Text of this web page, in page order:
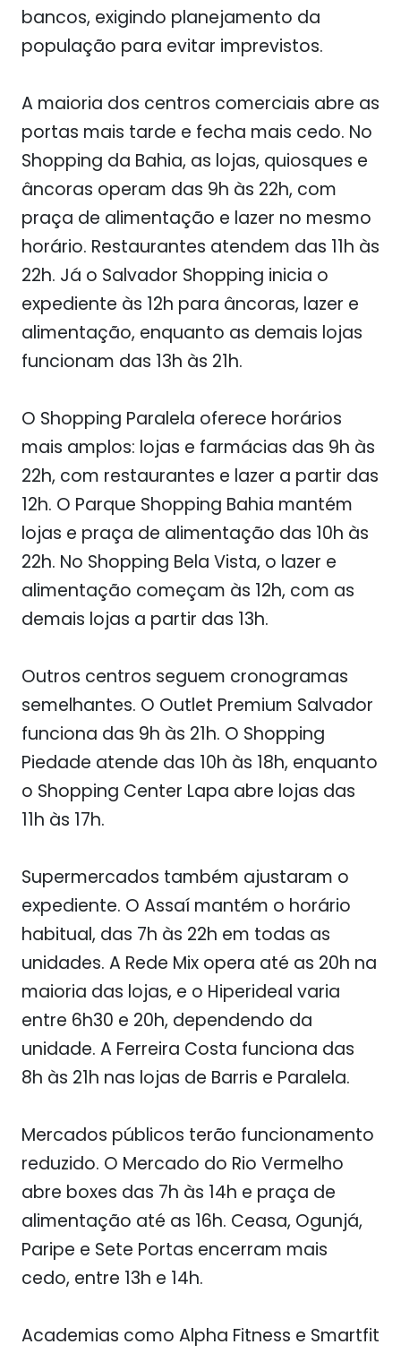
bancos, exigindo planejamento da
população para evitar imprevistos.
A maioria dos centros comerciais abre as
portas mais tarde e fecha mais cedo. No
Shopping da Bahia, as lojas, quiosques e
âncoras operam das 9h às 22h, com
praça de alimentação e lazer no mesmo
horário. Restaurantes atendem das 11h às
22h. Já o Salvador Shopping inicia o
expediente às 12h para âncoras, lazer e
alimentação, enquanto as demais lojas
funcionam das 13h às 21h.
O Shopping Paralela oferece horários
mais amplos: lojas e farmácias das 9h às
22h, com restaurantes e lazer a partir das
12h. O Parque Shopping Bahia mantém
lojas e praça de alimentação das 10h às
22h. No Shopping Bela Vista, o lazer e
alimentação começam às 12h, com as
demais lojas a partir das 13h.
Outros centros seguem cronogramas
semelhantes. O Outlet Premium Salvador
funciona das 9h às 21h. O Shopping
Piedade atende das 10h às 18h, enquanto
o Shopping Center Lapa abre lojas das
11h às 17h.
Supermercados também ajustaram o
expediente. O Assaí mantém o horário
habitual, das 7h às 22h em todas as
unidades. A Rede Mix opera até as 20h na
maioria das lojas, e o Hiperideal varia
entre 6h30 e 20h, dependendo da
unidade. A Ferreira Costa funciona das
8h às 21h nas lojas de Barris e Paralela.
Mercados públicos terão funcionamento
reduzido. O Mercado do Rio Vermelho
abre boxes das 7h às 14h e praça de
alimentação até as 16h. Ceasa, Ogunjá,
Paripe e Sete Portas encerram mais
cedo, entre 13h e 14h.
Academias como Alpha Fitness e Smartfit